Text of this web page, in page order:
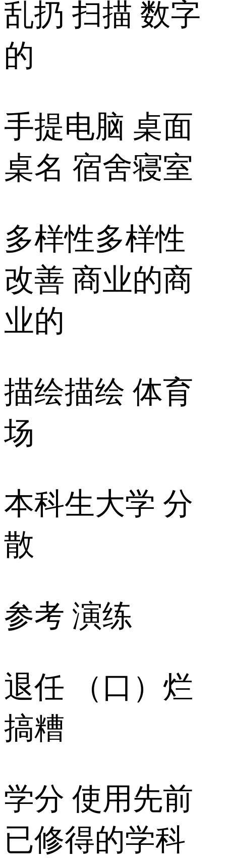
乱扔 扫描 数字
的
手提电脑 桌面
桌名 宿舍寝室
多样性多样性
改善 商业的商
业的
描绘描绘 体育
场
本科生大学 分
散
参考 演练
退任 （口）烂
搞糟
学分 使用先前
已修得的学科